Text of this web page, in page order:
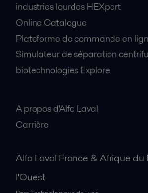
industries lourdes HEXpert
Online Catalogue
Plateforme de commande en
Simulateur de séparation
biotechnologies Explore
A propos d'Alfa Laval
Carrière
Alfa Laval France & Afrique du
l'Ouest